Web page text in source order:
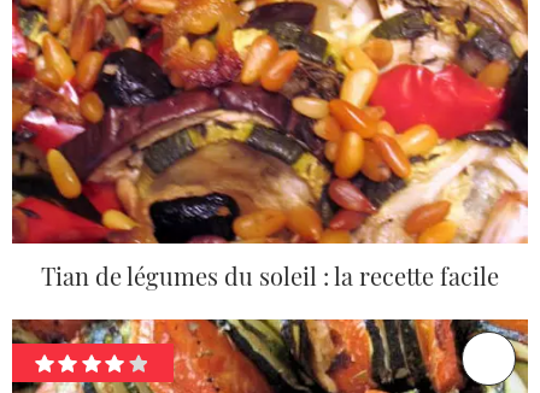
Tian de légumes du soleil : la recette facile